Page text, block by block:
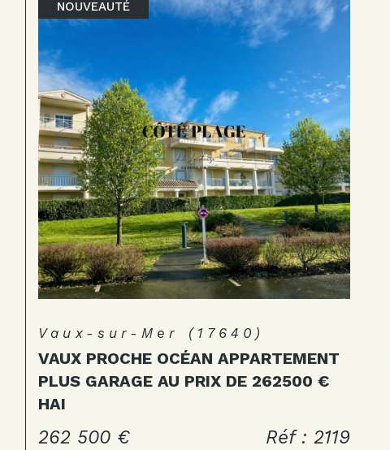
NOUVEAUTÉ
Vaux-sur-Mer (17640)
VAUX PROCHE OCÉAN APPARTEMENT
PLUS GARAGE AU PRIX DE 262500 €
HAI
262 500 € Réf : 2119